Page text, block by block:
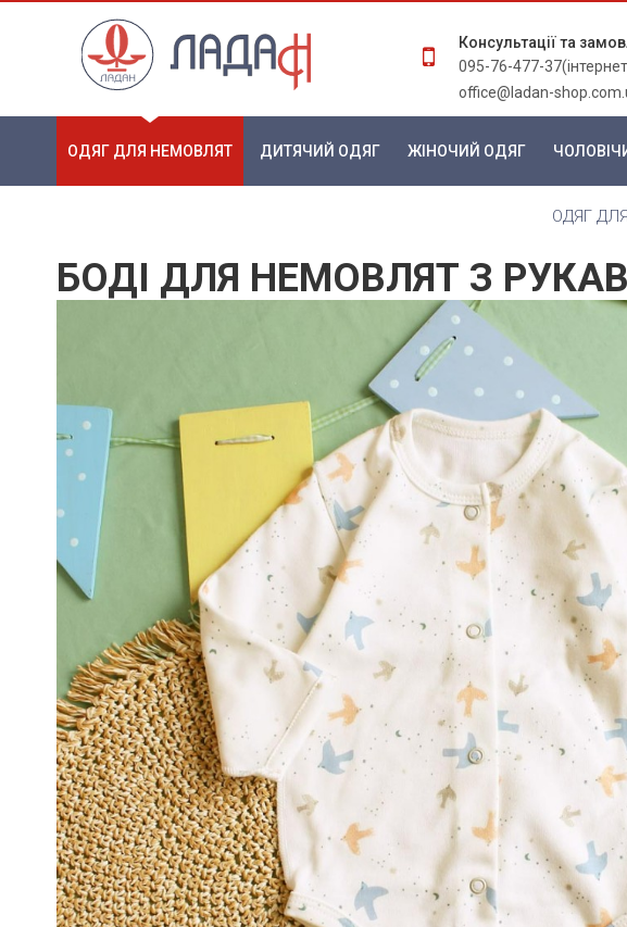
Консультації та
095-76-477-
office@ladan-
ОДЯГ ДЛЯ НЕМОВЛЯТ ДИТЯЧИЙ ОДЯГ ЖІНОЧИЙ ОДЯГ
ОДЯГ
БОДІ ДЛЯ НЕМОВЛЯТ З